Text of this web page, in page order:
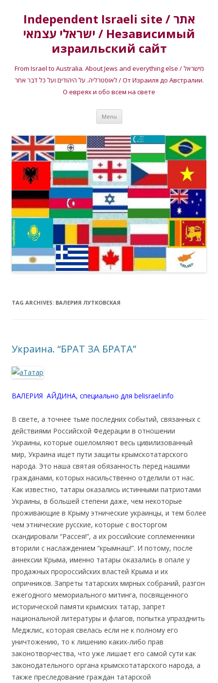
Independent Israeli site / אתר
ישראלי עצמאי / Независимый
израильский сайт
From Israel to Australia. About Jews and everything else / מישראל
לאוסטרליה. על היהודים ועל כל דבר אחר / От Израиля до Австралии.
О евреях и обо всем на свете
Menu Skip
content
TAG ARCHIVES: ВАЛЕРИЯ ЛУТКОВСКАЯ
Украина. “БРАТ ЗА БРАТА”
ВАЛЕРИЯ АЙДИНА, специально для belisrael.info
В свете, а точнее тьме последних событий, связанных с
действиями Российской Федерации в отношении
Украины, которые ошеломляют весь цивилизованный
мир, Украина ищет пути защиты крымскотатарского
народа. Это наша святая обязанность перед нашими
гражданами, которых насильственно отделили от нас.
Как известно, татары оказались истинными патриотами
Украины, в большей степени даже, чем некоторые
проживающие в Крыму этнические украинцы, и тем более
чем этнические русские, которые с восторгом
скандировали “Рассея!”, а их российские соплеменники
вторили с наслаждением “крымнаш!”. И потому, после
аннексии Крыма, именно татары оказались в опале у
продажных пророссийских властей Крыма и их
опричников. Запреты татарских мирных собраний, разгон
ежегодного мемориального митинга, посвященного
исторической памяти крымских татар, запрет
национальной литературы и флагов, попытка упразднить
Меджлис, которая свелась если не к полному его
уничтожению, то к лишению каких-либо прав
законотворчества, что уже лишает его самой сути как
законодательного органа крымскотатарского народа, а
также преследование граждан татарской